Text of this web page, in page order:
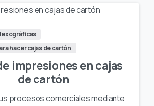
hacer cajas de cartón
impresiones en cajas
de cartón
procesos comerciales mediante